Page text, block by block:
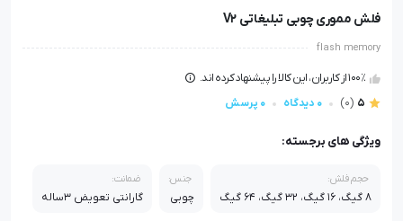
فلش مموری چوبی تبلیغاتی V2
flash memory
100٪ از کاربران، این کالا را پیشنهاد کرده اند.
5
(0) 0 دیدگاه 0 پرسش
ویژگی های برجسته:
حجم فلش:
8 گیگ، 16 گیگ، 32 گیگ، 64 گیگ
جنس:
چوبی
ضمانت:
گارانتی تعویض 3ساله